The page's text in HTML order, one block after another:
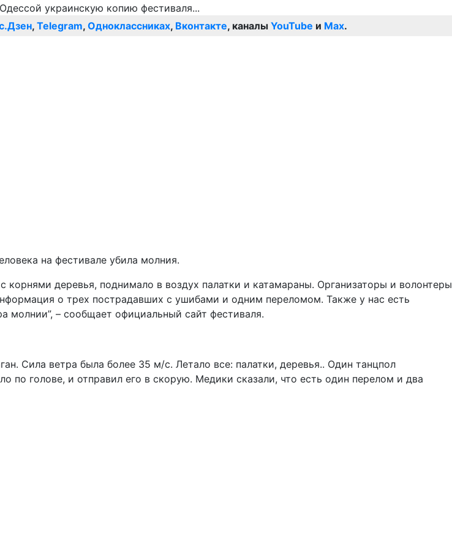
, Telegram, Одноклассниках, Вконтакте, каналы YouTube и Max.
на фестивале убила молния.
деревья, поднимало в воздух палатки и катамараны. Организаторы и волонтеры
о трех пострадавших с ушибами и одним переломом. Также у нас есть
– сообщает официальный сайт фестиваля.
Сила ветра была более 35 м/с. Летало все: палатки, деревья.. Один танцпол
по голове, и отправил его в скорую. Медики сказали, что есть один перелом и два